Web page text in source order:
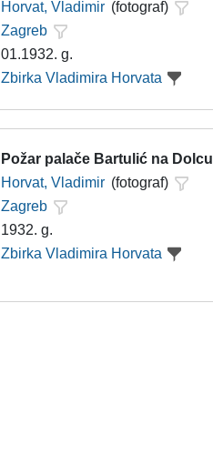
Horvat, Vladimir (fotograf)
Zagreb
01.1932. g.
Zbirka Vladimira Horvata
Požar palače Bartulić na Dolcu
Horvat, Vladimir (fotograf)
Zagreb
1932. g.
Zbirka Vladimira Horvata